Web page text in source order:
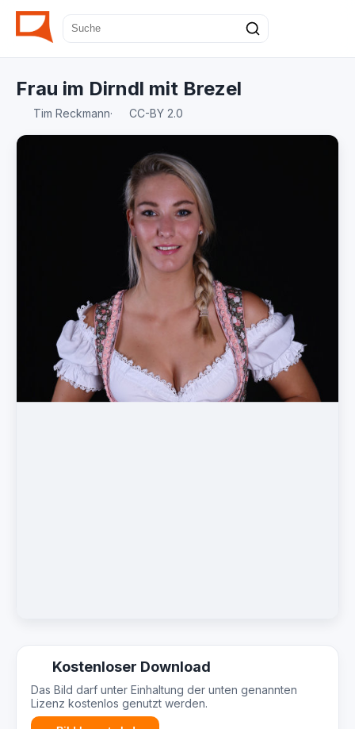
Frau im Dirndl mit Brezel
Tim Reckmann· CC-BY 2.0
Kostenloser Download
Das Bild darf unter Einhaltung der unten genannten
Lizenz kostenlos genutzt werden.